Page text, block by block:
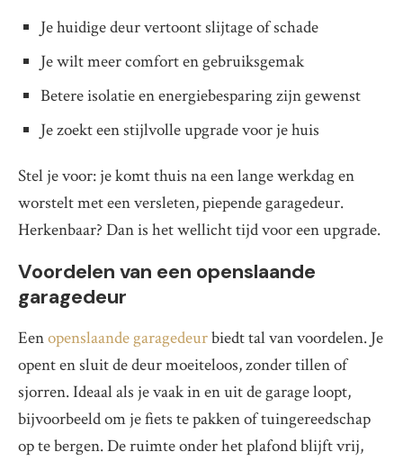
Je huidige deur vertoont slijtage of schade
Je wilt meer comfort en gebruiksgemak
Betere isolatie en energiebesparing zijn gewenst
Je zoekt een stijlvolle upgrade voor je huis
Stel je voor: je komt thuis na een lange werkdag en
worstelt met een versleten, piepende garagedeur.
Herkenbaar? Dan is het wellicht tijd voor een upgrade.
Voordelen van een openslaande
garagedeur
Eenopenslaande garagedeurbiedt tal van voordelen. Je
opent en sluit de deur moeiteloos, zonder tillen of
sjorren. Ideaal als je vaak in en uit de garage loopt,
bijvoorbeeld om je fiets te pakken of tuingereedschap
op te bergen. De ruimte onder het plafond blijft vrij,